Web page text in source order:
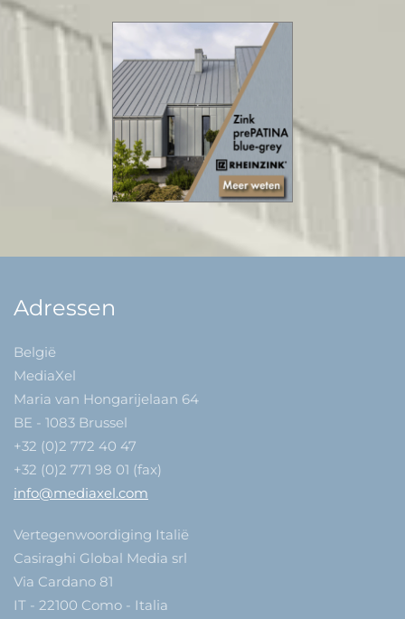
Adressen
België
MediaXel
Maria van Hongarijelaan 64
BE - 1083 Brussel
+32 (0)2 772 40 47
+32 (0)2 771 98 01 (fax)
info@mediaxel.com
Vertegenwoordiging Italië
Casiraghi Global Media srl
Via Cardano 81
IT - 22100 Como - Italia